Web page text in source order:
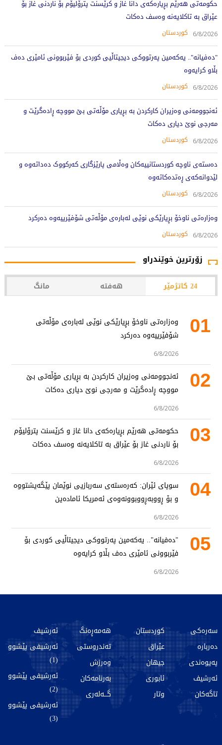
حکومەتی هەرێم بڕیارەکەی دانا غاز و کرێسنت پترۆلیۆم بۆ ناردنی غاز بۆ
عێراق بە تاکلایەنە وەسف دەکات
6/8/2026 کوردستان
"دەفیانە".. یەکەمین پەرتووکی دیجیتاڵیی کوردی بۆ فێربوونی ئامێری دەف
بڵاو کرایەوە
6/8/2026 کوردستان
ئەنجوومەنی وەزیران کارکردن بە بڕیاری مۆڵەتی بێ مووچە ڕادەگرێت و
مەرجی نوێ دیاری دەکات
6/8/2026 کوردستان
دەستەی ناوچە کوردستانییەکان وەڵامی پارێزگاری کەرکووک دەداتەوە و
لێدوانەکەی ڕەتدەکاتەوە
6/8/2026 کوردستان
وەزارەتی ناوخۆ بڕیارێکی نوێی لەبارەی مۆڵەتی شۆفێرییەوە دەرکرد
6/8/2026 کوردستان
زۆرترین خوێندراو
24 کاتژمێر هەفتە مانگ
01
وەزارەتی ناوخۆ بڕیارێکی نوێی لەبارەی مۆڵەتی
شۆفێرییەوە دەرکرد
6/8/2026
02
ئەنجوومەنی وەزیران کارکردن بە بڕیاری مۆڵەتی بێ
مووچە ڕادەگرێت و مەرجی نوێ دیاری دەکات
6/8/2026
03
حکومەتی هەرێم بڕیارەکەی دانا غاز و کرێسنت پترۆلیۆم
بۆ ناردنی غاز بۆ عێراق بە تاکلایەنە وەسف دەکات
6/8/2026
04
سوپای ئێران: کەرەستەی سەربازیی نوێمان پێگەیشتووە
و بۆ ڕووبەڕووبوونەوەی ئەمریکا ئامادەین
6/8/2026
05
"دەفیانە".. یەکەمین پەرتووکی دیجیتاڵیی کوردی بۆ
فێربوونی ئامێری دەف بڵاو کرایەوە
6/8/2026
سەرەکی
دەربارە
پەیوەندی
ئەرشیف
تاگەکان
کوردستان
عێراق
جیهان
ئابوری
وتار
هەمەڕەنگ
تەندروستی
وەرزش
بەرنامەکان
گـــەلەری
ئەرشیف
ئەرشیفی پێشوو
(1)
ئەرشیفی پێشوو
(2)
ئەرشیفی پێشوو
(3)